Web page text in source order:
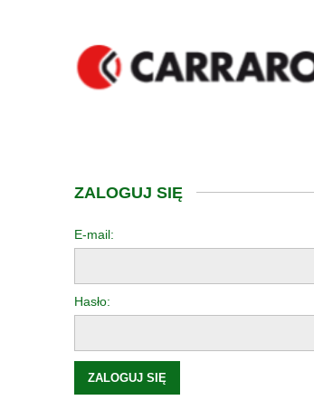
ZALOGUJ SIĘ
E-mail:
Hasło:
ZALOGUJ SIĘ